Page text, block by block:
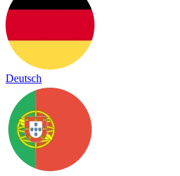
Deutsch